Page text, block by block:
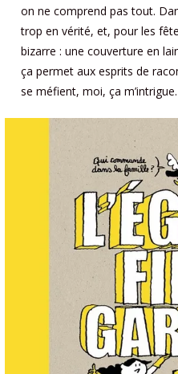
on ne comprend pas tout.
trop en vérité, et, pour les
bizarre : une couverture en
ça permet aux esprits de
se méfient, moi, ça m’intrigue.